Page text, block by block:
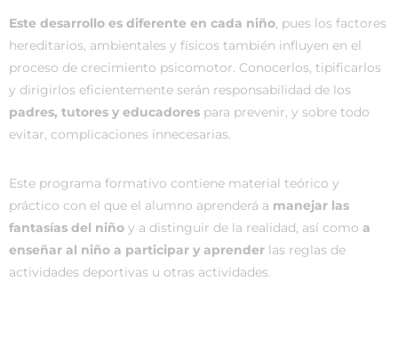
Este desarrollo es diferente en cada niño, pues los factores
hereditarios, ambientales y físicos también influyen en el
proceso de crecimiento psicomotor. Conocerlos, tipificarlos
y dirigirlos eficientemente serán responsabilidad de los
padres, tutores y educadores para prevenir, y sobre todo
evitar, complicaciones innecesarias.
Este programa formativo contiene material teórico y
práctico con el que el alumno aprenderá a manejar las
fantasías del niño y a distinguir de la realidad, así como a
enseñar al niño a participar y aprender las reglas de
actividades deportivas u otras actividades.